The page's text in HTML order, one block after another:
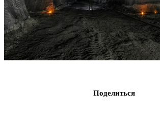
Поделиться